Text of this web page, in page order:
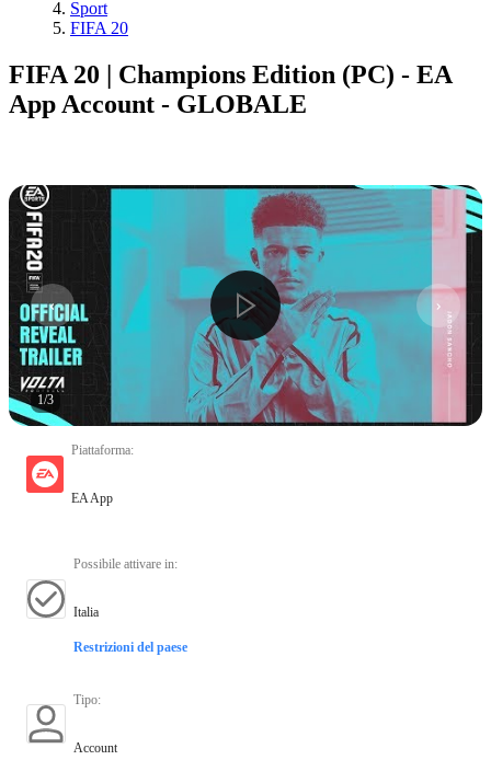
Sport
FIFA 20
FIFA 20 | Champions Edition (PC) - EA
App Account - GLOBALE
1/3
Piattaforma:
EA App
Possibile attivare in:
Italia
Restrizioni del paese
Tipo:
Account